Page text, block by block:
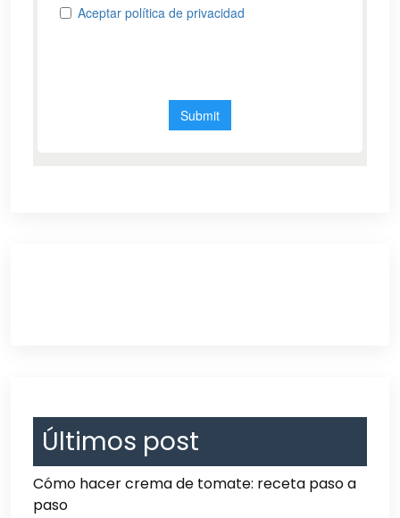
Últimos post
Cómo hacer crema de tomate: receta paso a
paso